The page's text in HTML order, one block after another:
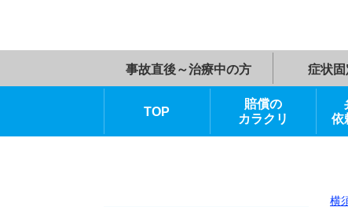
事故直後～治療中の方
TOP